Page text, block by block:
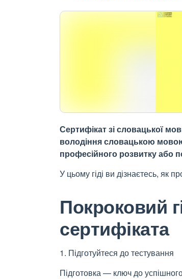
Сертифікат зі словацької
володіння словацькою
професійного розвитку або
У цьому гіді ви дізнаєтесь, як
Покроковий
сертифіката
1. Підготуйтеся до тестування
Підготовка — ключ до